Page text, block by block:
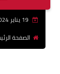
الصفحة